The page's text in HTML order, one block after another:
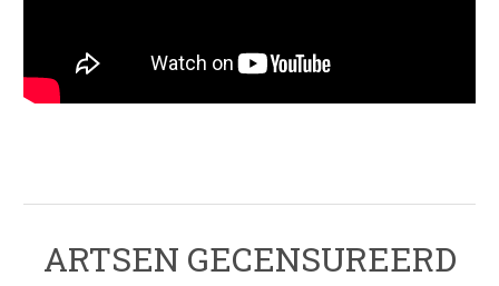
ARTSEN GECENSUREERD